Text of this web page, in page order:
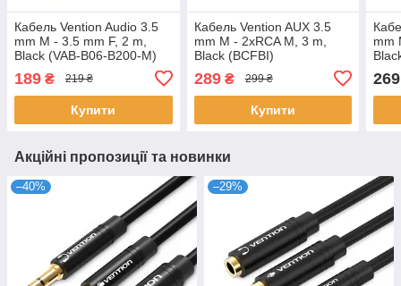
Кабель Vention Audio 3.5
mm M - 3.5 mm F, 2 m,
Black (VAB-B06-B200-M)
189 ₴ 219 ₴
Купити
Кабель Vention AUX 3.5
mm M - 2xRCA M, 3 m,
Black (BCFBI)
289₴ 299 ₴
Купити
mm
269
Акційні пропозиції та новинки
–40% –29%